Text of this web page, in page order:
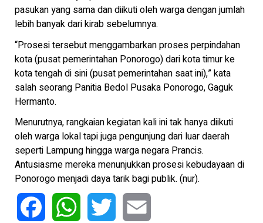
pasukan yang sama dan diikuti oleh warga dengan jumlah
lebih banyak dari kirab sebelumnya.
“Prosesi tersebut menggambarkan proses perpindahan
kota (pusat pemerintahan Ponorogo) dari kota timur ke
kota tengah di sini (pusat pemerintahan saat ini),” kata
salah seorang Panitia Bedol Pusaka Ponorogo, Gaguk
Hermanto.
Menurutnya, rangkaian kegiatan kali ini tak hanya diikuti
oleh warga lokal tapi juga pengunjung dari luar daerah
seperti Lampung hingga warga negara Prancis.
Antusiasme mereka menunjukkan prosesi kebudayaan di
Ponorogo menjadi daya tarik bagi publik. (nur).